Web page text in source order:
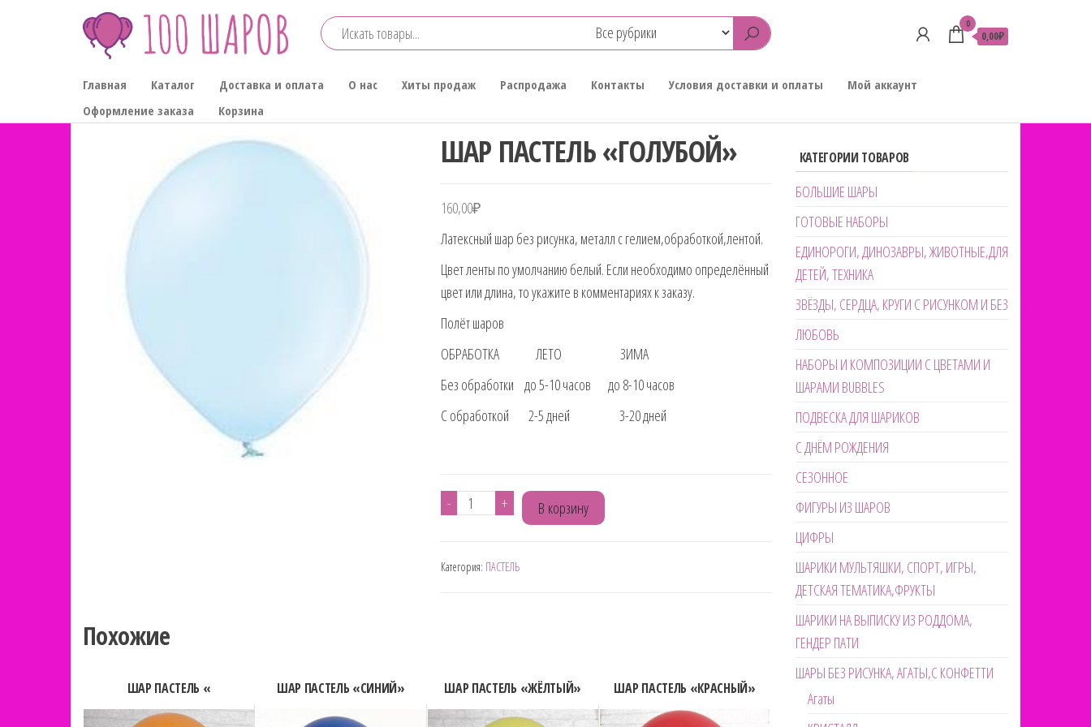
ШАРОВ
0
0,00₽
Главная Каталог Доставка и оплата О нас Хиты продаж Распродажа Контакты Условия доставки и оплаты
Мой аккаунт
Оформление заказа
Корзина
ШАР ПАСТЕЛЬ «ГОЛУБОЙ»
160,00₽
Латексный шар без рисунка, металл с гелием,обработкой,лентой.
Цвет ленты по умолчанию белый. Если необходимо определённый
цвет или длина, то укажите в комментариях к заказу.
Полёт шаров
ОБРАБОТКА ЛЕТО ЗИМА
Без обработки до 5-10 часов до 8-10 часов
С обработкой 2-5 дней 3-20 дней
-
Количество
ПАСТЕЛЬ
+ В корзину
Категория: ПАСТЕЛЬ
Похожие
ШАР ПАСТЕЛЬ « ШАР ПАСТЕЛЬ «СИНИЙ» ШАР ПАСТЕЛЬ «ЖЁЛТЫЙ» ШАР ПАСТЕЛЬ «КРАСНЫЙ»
КАТЕГОРИИ ТОВАРОВ
БОЛЬШИЕ ШАРЫ
ГОТОВЫЕ НАБОРЫ
ЕДИНОРОГИ, ДИНОЗАВРЫ, ЖИВОТНЫЕ,ДЛЯ
ДЕТЕЙ, ТЕХНИКА
ЗВЁЗДЫ, СЕРДЦА, КРУГИ С РИСУНКОМ И БЕЗ
ЛЮБОВЬ
НАБОРЫ И КОМПОЗИЦИИ С ЦВЕТАМИ И
ШАРАМИ BUBBLES
ПОДВЕСКА ДЛЯ ШАРИКОВ
С ДНЁМ РОЖДЕНИЯ
СЕЗОННОЕ
ФИГУРЫ ИЗ ШАРОВ
ЦИФРЫ
ШАРИКИ МУЛЬТЯШКИ, СПОРТ, ИГРЫ,
ДЕТСКАЯ ТЕМАТИКА,ФРУКТЫ
ШАРИКИ НА ВЫПИСКУ ИЗ РОДДОМА,
ГЕНДЕР ПАТИ
ШАРЫ БЕЗ РИСУНКА, АГАТЫ,С КОНФЕТТИ
Агаты